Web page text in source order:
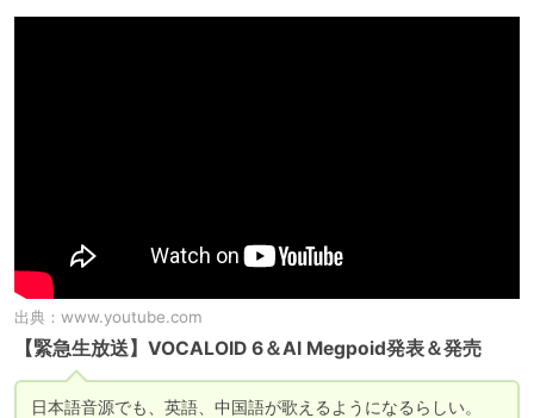
出典： www.youtube.com
【緊急生放送】VOCALOID 6＆AI Megpoid発表＆発売
日本語音源でも、英語、中国語が歌えるようになるらしい。